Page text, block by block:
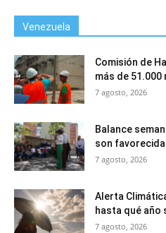
Venezuela
Comisión de
más de
7 agosto, 2026
Balance
son
7 agosto, 2026
Alerta
hasta qué año
7 agosto, 2026